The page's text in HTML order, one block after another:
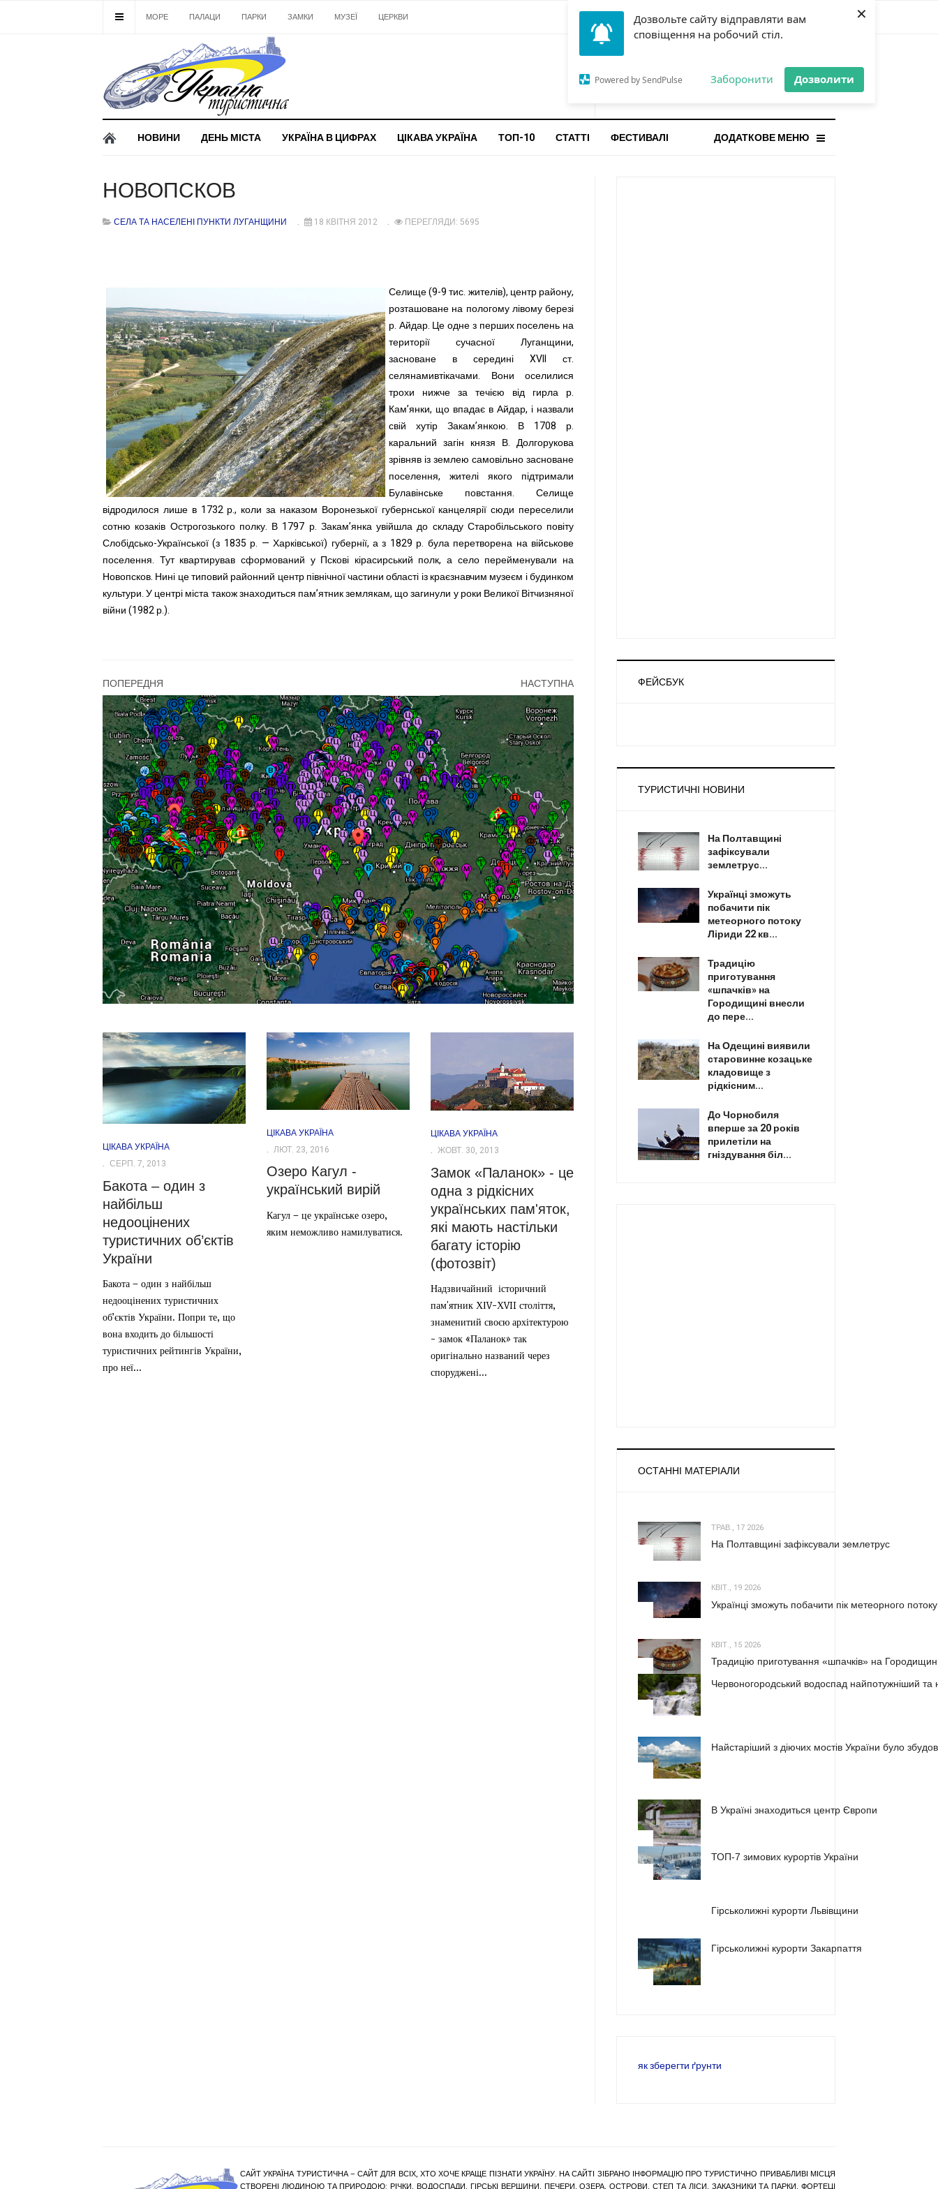
Дозвольте сайту відправляти вам
сповіщення на робочий стіл.
Powered by SendPulse Заборонити Дозволити
×
МОРЕ ПАЛАЦИ ПАРКИ ЗАМКИ МУЗЕЇ ЦЕРКВИ
ОСТАННЯ НОВИНА
Gorilla і відповідальна гра:
чому ліміти важливі поруч із
НОВИНИ ДЕНЬ МІСТА УКРАЇНА В ЦИФРАХ ЦІКАВА УКРАЇНА ТОП-10 СТАТТІ ДОДАТКОВЕ МЕНЮ
ФЕСТИВАЛІ
НОВОПСКОВ
СЕЛА ТА НАСЕЛЕНІ ПУНКТИ ЛУГАНЩИНИ 18 КВІТНЯ 2012 ПЕРЕГЛЯДИ: 5695
Селище (9-9 тис. жителів), центр району,
розташоване на пологому лівому березі
р. Айдар. Це одне з перших поселень на
території сучасної Луганщини,
засноване в середині XVII ст.
селянамивтікачами. Вони оселилися
трохи нижче за течією від гирла р.
Кам’янки, що впадає в Айдар, і назвали
свій хутір Закам’янкою. В 1708 р.
каральний загін князя В. Долгорукова
зрівняв із землею самовільно засноване
поселення, жителі якого підтримали
Булавінське повстання. Селище
відродилося лише в 1732 р., коли за наказом Воронезької губернської канцелярії сюди переселили
сотню козаків Острогозького полку. В 1797 р. Закам’янка увійшла до складу Старобільського повіту
Слобідсько-Української (з 1835 р. — Харківської) губернії, а з 1829 р. була перетворена на військове
поселення. Тут квартирував сформований у Пскові кірасирський полк, а село перейменували на
Новопсков. Нині це типовий районний центр північної частини області із краєзнавчим музеєм і будинком
культури. У центрі міста також знаходиться пам’ятник землякам, що загинули у роки Великої Вітчизняної
війни (1982 р.).
ПОПЕРЕДНЯ НАСТУПНА
ЦІКАВА УКРАЇНА
СЕРП. 7, 2013
Бакота – один з
найбільш
недооцінених
туристичних об’єктів
України
Бакота – один з найбільш
недооцінених туристичних
об’єктів України. Попри те, що
вона входить до більшості
туристичних рейтингів України,
про неї...
ЦІКАВА УКРАЇНА
ЛЮТ. 23, 2016
Озеро Кагул -
український вирій
Кагул – це українське озеро,
яким неможливо намилуватися.
ЦІКАВА УКРАЇНА
ЖОВТ. 30, 2013
Замок «Паланок» - це
одна з рідкісних
українських пам'яток,
які мають настільки
багату історію
(фотозвіт)
Надзвичайний історичний
пам'ятник ХІV-ХVII століття,
знаменитий своєю архітектурою
- замок «Паланок» так
оригінально названий через
споруджені...
ФЕЙСБУК
ТУРИСТИЧНІ НОВИНИ
На Полтавщині
зафіксували
землетрус...
Українці зможуть
побачити пік
метеорного потоку
Ліриди 22 кв...
Традицію
приготування
«шпачків» на
Городищині внесли
до пере...
На Одещині виявили
старовинне козацьке
кладовище з
рідкісним...
До Чорнобиля
вперше за 20 років
прилетіли на
гніздування біл...
ОСТАННІ МАТЕРІАЛИ
ТРАВ., 17 2026
На Полтавщині зафіксували землетрус
КВІТ., 19 2026
Українці зможуть побачити пік метеорного
КВІТ., 15 2026
Традицію приготування «шпачків» на
Червоногородський водоспад найпотужніший та
Найстаріший з діючих мостів України було
В Україні знаходиться центр Європи
ТОП-7 зимових курортів України
Гірськолижні курорти Львівщини
Гірськолижні курорти Закарпаття
як зберегти ґрунти
САЙТ УКРАЇНА ТУРИСТИЧНА – САЙТ ДЛЯ ВСІХ, ХТО ХОЧЕ КРАЩЕ ПІЗНАТИ УКРАЇНУ. НА САЙТІ ЗІБРАНО ІНФОРМАЦІЮ ПРО ТУРИСТИЧНО ПРИВАБЛИВІ МІСЦЯ
СТВОРЕНІ ЛЮДИНОЮ ТА ПРИРОДОЮ: РІЧКИ, ВОДОСПАДИ, ГІРСЬКІ ВЕРШИНИ, ПЕЧЕРИ, ОЗЕРА, ОСТРОВИ, СТЕП ТА ЛІСИ, ЗАКАЗНИКИ ТА ПАРКИ, ФОРТЕЦІ